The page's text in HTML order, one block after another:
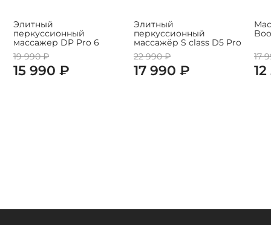
Элитный
перкуссионный
массажер DP Pro 6
19 990 ₽
15 990 ₽
Элитный
перкуссионный
массажёр S class D5 Pro
22 990 ₽
17 990 ₽
17